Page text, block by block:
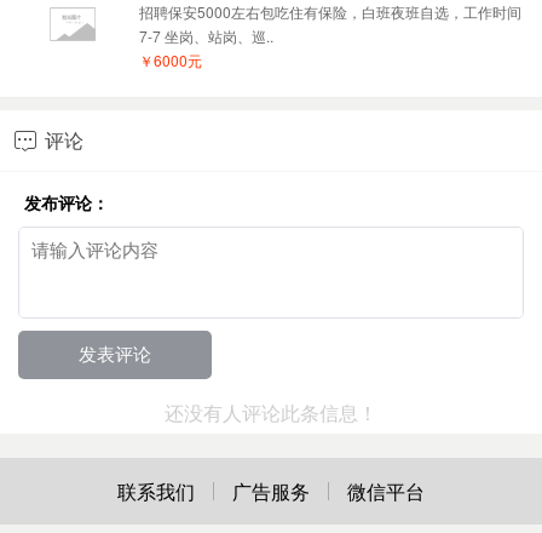
招聘保安5000左右包吃住有保险，白班夜班自选，工作时间
7-7 坐岗、站岗、巡..
￥6000元
 评论
发布评论：
还没有人评论此条信息！
联系我们 广告服务 微信平台